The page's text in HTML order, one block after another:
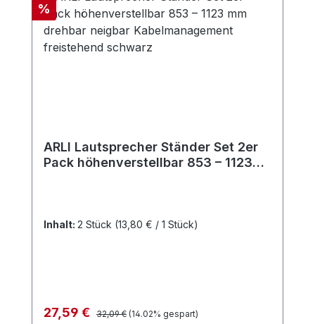
Rabatt
%
ARLI Lautsprecher Ständer Set 2er
Pack höhenverstellbar 853 – 1123
Inhalt: 2 Stück (13,80 € / 1 Stück)
Verkaufspreis:
27,59 € Regulärer Preis:
32,09 € (14.02% gespart)